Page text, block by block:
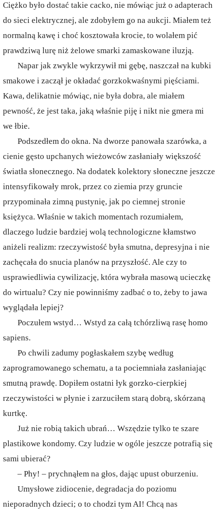
Ciężko było dostać takie cacko, nie mówiąc już o adapterach
do sieci elektrycznej, ale zdobyłem go na aukcji. Miałem też
normalną kawę i choć kosztowała krocie, to wolałem pić
prawdziwą lurę niż żelowe smarki zamaskowane iluzją.
Napar jak zwykle wykrzywił mi gębę, naszczał na kubki
smakowe i zaczął je okładać gorzkokwaśnymi pięściami.
Kawa, delikatnie mówiąc, nie była dobra, ale miałem
pewność, że jest taka, jaką właśnie piję i nikt nie gmera mi
we łbie.
Podszedłem do okna. Na dworze panowała szarówka, a
cienie gęsto upchanych wieżowców zasłaniały większość
światła słonecznego. Na dodatek kolektory słoneczne jeszcze
intensyfikowały mrok, przez co ziemia przy gruncie
przypominała zimną pustynię, jak po ciemnej stronie
księżyca. Właśnie w takich momentach rozumiałem,
dlaczego ludzie bardziej wolą technologiczne kłamstwo
aniżeli realizm: rzeczywistość była smutna, depresyjna i nie
zachęcała do snucia planów na przyszłość. Ale czy to
usprawiedliwia cywilizację, która wybrała masową ucieczkę
do wirtualu? Czy nie powinniśmy zadbać o to, żeby to jawa
wyglądała lepiej?
Poczułem wstyd… Wstyd za całą tchórzliwą rasę homo
sapiens.
Po chwili zadumy pogłaskałem szybę według
zaprogramowanego schematu, a ta pociemniała zasłaniając
smutną prawdę. Dopiłem ostatni łyk gorzko-cierpkiej
rzeczywistości w płynie i zarzuciłem starą dobrą, skórzaną
kurtkę.
Już nie robią takich ubrań… Wszędzie tylko te szare
plastikowe kondomy. Czy ludzie w ogóle jeszcze potrafią się
sami ubierać?
– Phy! – prychnąłem na głos, dając upust oburzeniu.
Umysłowe zidiocenie, degradacja do poziomu
nieporadnych dzieci; o to chodzi tym AI! Chcą nas